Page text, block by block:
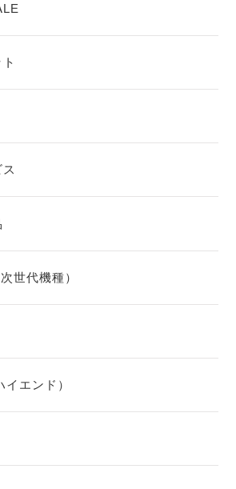
世代機種）
エンド）